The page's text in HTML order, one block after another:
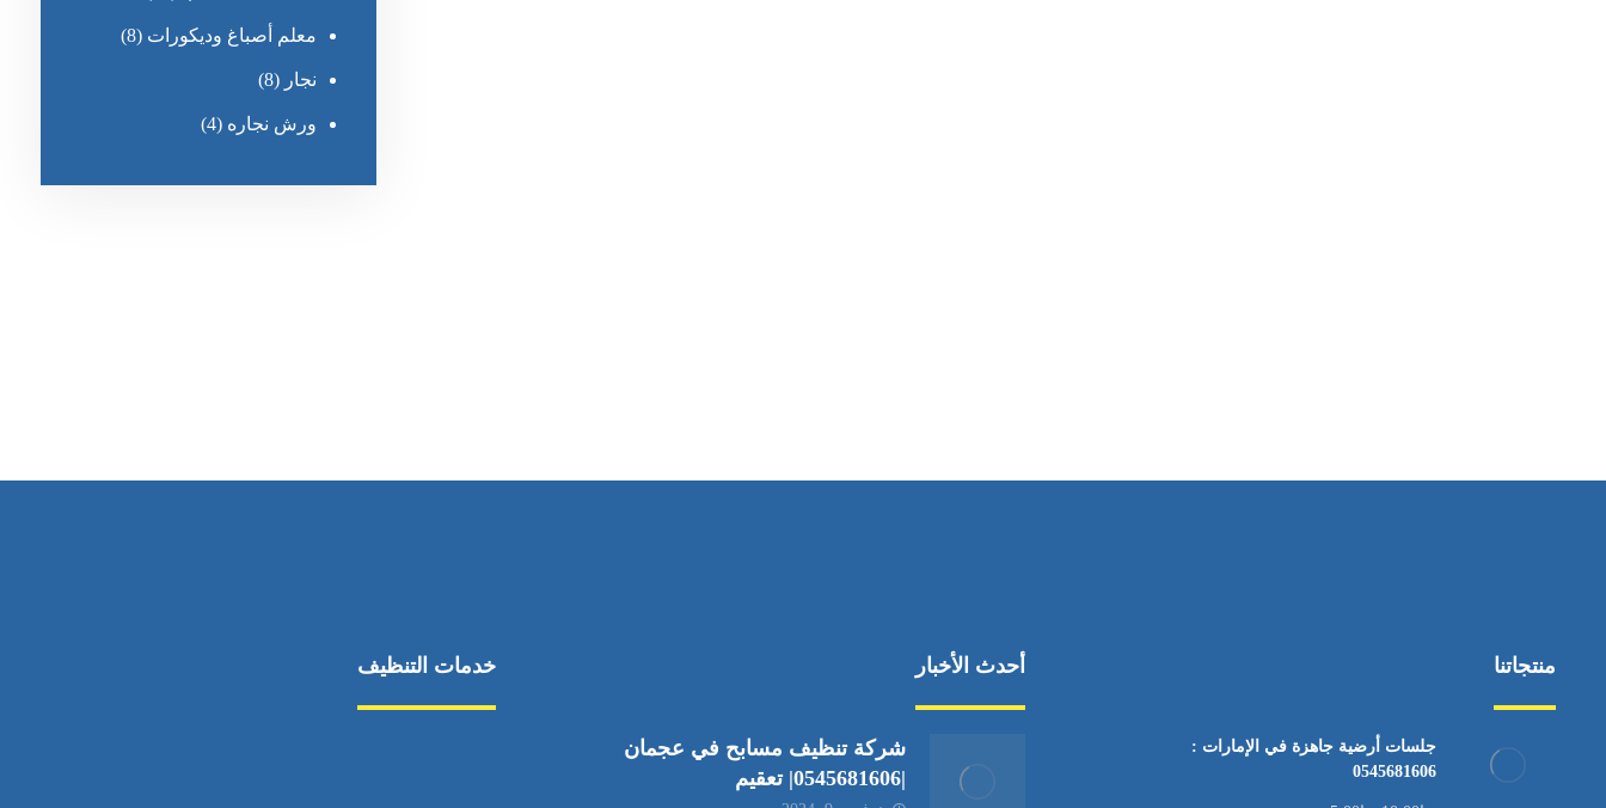
معلم أصباغ وديكورات (8)
نجار (8)
ورش نجاره (4)
منتجاتنا
جلسات أرضية جاهزة في الإمارات :
0545681606
أحدث الأخبار
شركة تنظيف مسابح في عجمان
|0545681606| تعقيم
خدمات التنظيف